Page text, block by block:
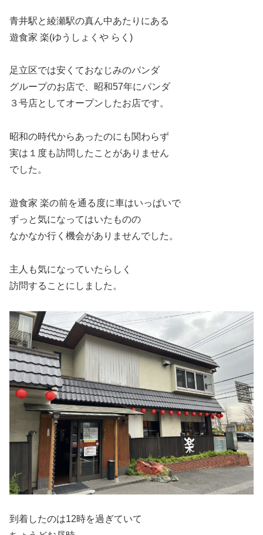
青井駅と綾瀬駅の真ん中あたりにある
遊食家 楽(ゆうしょくや らく)
足立区では安くておなじみのパンダ
グループのお店で、昭和57年にパンダ
３号店としてオープンしたお店です。
昭和の時代からあったのにも関わらず
実は１度も訪問したことがありません
でした。
遊食家 楽の前を通る度に車はいっぱいで
ずっと気になってはいたものの
なかなか行く機会がありませんでした。
主人も気になっていたらしく
訪問することにしました。
到着したのは12時を過ぎていて